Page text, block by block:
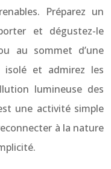
Préparez un
et dégustez-le
au sommet d’une
isolé et admirez les
lumineuse des
une activité simple
à la nature